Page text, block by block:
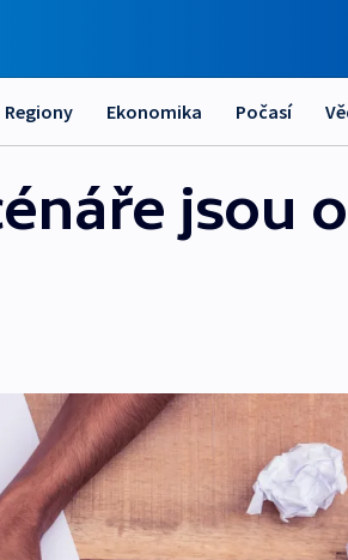
Regiony Ekonomika Počasí
jsou